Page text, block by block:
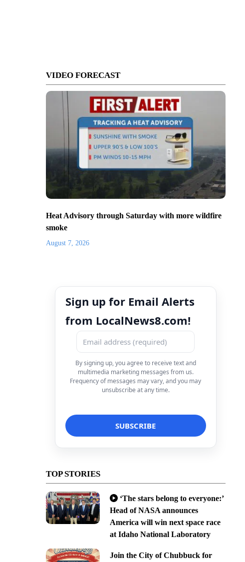
VIDEO FORECAST
Heat Advisory through Saturday with more wildfire
smoke
August 7, 2026
Sign up for Email Alerts
from LocalNews8.com!
By signing up, you agree to receive text and
multimedia marketing messages from us.
Frequency of messages may vary, and you may
unsubscribe at any time.
TOP STORIES
‘The stars belong to everyone:’
Head of NASA announces
America will win next space race
at Idaho National Laboratory
Join the City of Chubbuck for